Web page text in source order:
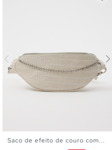
Saco de efeito de couro com...